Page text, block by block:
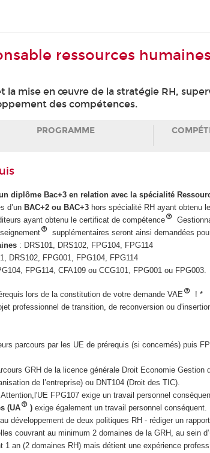
ressources humaines
la mise en œuvre de la stratégie RH,
des compétences.
PROGRAMME
diplôme Bac+3 en relation avec la spécialité
d’unBAC+2 ou BAC+3 hors spécialité RH ayant obtenu
ayant obtenu le certificat de compétence
supplémentaires seront ainsi demandées
: DRS101, DRS102, FPG104, FPG114
DRS102, FPG001, FPG104, FPG114
FPG114, CFA109 ou CCG101, FPG001 ou FPG003.
lors de la constitution de votre demande VAE
! *
professionnel de transition, de reconversion ou
parcours par les UE de prérequis (si concernés) puis
GRH de la licence générale Droit Economie
de l’entreprise) ou DNT104 (Droit des TIC).
FPG107 exige un travail personnel
(UA ) exige également un travail personnel
développement de deux politiques RH - rédiger un
couvrant au minimum 2 domaines de la GRH, au sein
1 an (2 domaines RH) mais détient une expérience